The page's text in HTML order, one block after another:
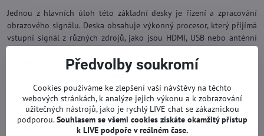
Jednou z hlavních úloh této základní desky je řízení a zpracování
obrazového signálu. Deska obsahuje výkonný procesor, který přijímá
vstupní signál z různých zdrojů, jako jsou HDMI, USB nebo anténní
vstup, a následně jej zpracovává a upravuje tak, aby byl vhodný pro
zobrazení na obrazovce televizoru. Tato funkce je klíčová pro
Další důležitou funkcí základní desky je řízení a ovládání dalších
komponent televizoru, jako je například obrazovka.
Celkově lze konstatovat, že základní deska EAX69581703 (1.2)
Předvolby soukromí
Cookies používáme ke zlepšení vaší návštěvy na těchto
webových stránkách, k analýze jejich výkonu a k zobrazování
užitečných nástrojů, jako je rychlý LIVE chat se zákaznickou
podporou.Souhlasem se všemi cookies získáte okamžitý přístup
k LIVE podpoře v reálném čase.